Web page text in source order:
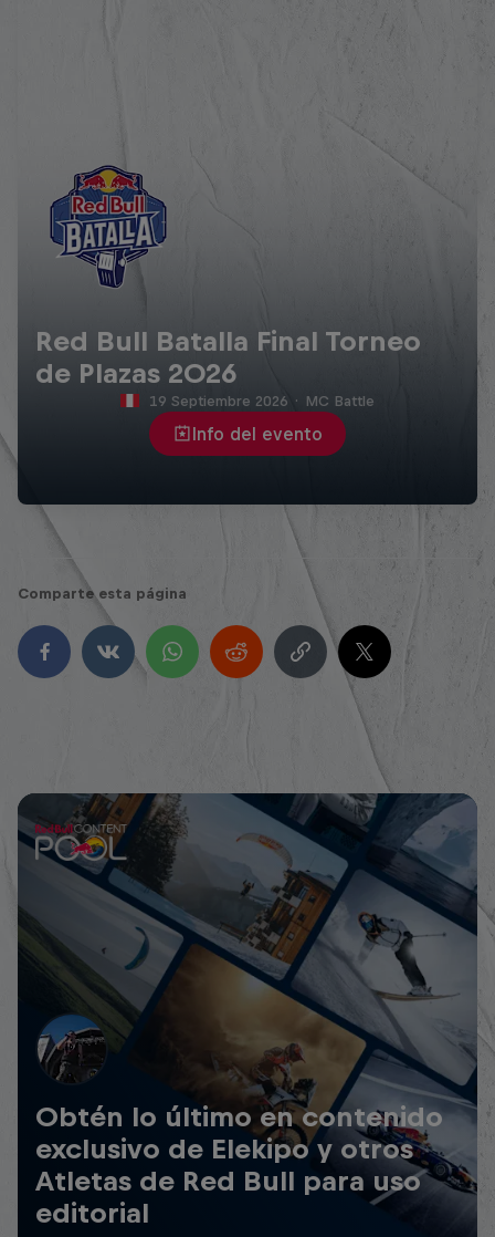
Red Bull Batalla Final Torneo
de Plazas 2026
Info del evento
19 Septiembre 2026 · MC Battle
Comparte esta página
Obtén lo último en contenido
exclusivo de Elekipo y otros
Atletas de Red Bull para uso
editorial